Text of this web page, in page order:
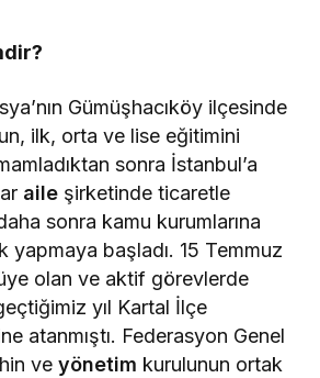
Gümüşhacıköy ilçesinde
ilk, orta ve lise eğitimini
sonra İstanbul’a
aile şirketinde ticaretle
sonra kamu kurumlarına
yapmaya başladı. 15 Temmuz
olan ve aktif görevlerde
yıl Kartal İlçe
atanmıştı. Federasyon Genel
veyönetim kurulunun ortak